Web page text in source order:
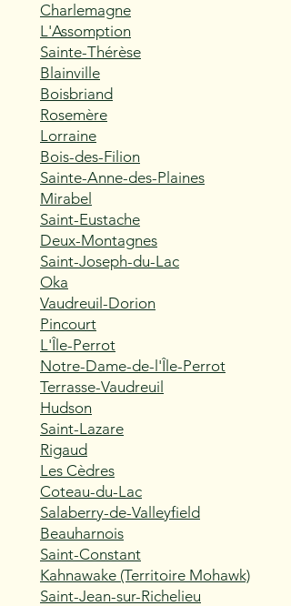
Charlemagne
L'Assomption
Sainte-Thérèse
Blainville
Boisbriand
Rosemère
Lorraine
Bois-des-Filion
Sainte-Anne-des-Plaines
Mirabel
Saint-Eustache
Deux-Montagnes
Saint-Joseph-du-Lac
Oka
Vaudreuil-Dorion
Pincourt
L'Île-Perrot
Notre-Dame-de-l'Île-Perrot
Terrasse-Vaudreuil
Hudson
Saint-Lazare
Rigaud
Les Cèdres
Coteau-du-Lac
Salaberry-de-Valleyfield
Beauharnois
Saint-Constant
Kahnawake (Territoire Mohawk)
Saint-Jean-sur-Richelieu